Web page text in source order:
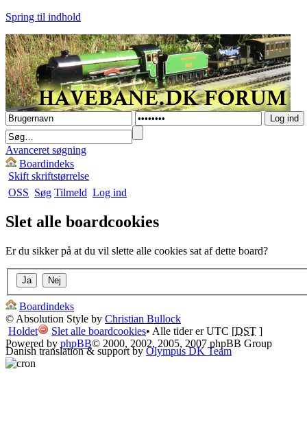
Spring til indhold
Avanceret søgning
Boardindeks
Skift skriftstørrelse
OSS Søg Tilmeld Log ind
Slet alle boardcookies
Er du sikker på at du vil slette alle cookies sat af dette board?
Boardindeks
© Absolution Style by Christian Bullock
Holdet
Slet alle boardcookies• Alle tider er UTC [DST ]
Powered by phpBB© 2000, 2002, 2005, 2007 phpBB Group
Danish translation & support byOlympus DK Team